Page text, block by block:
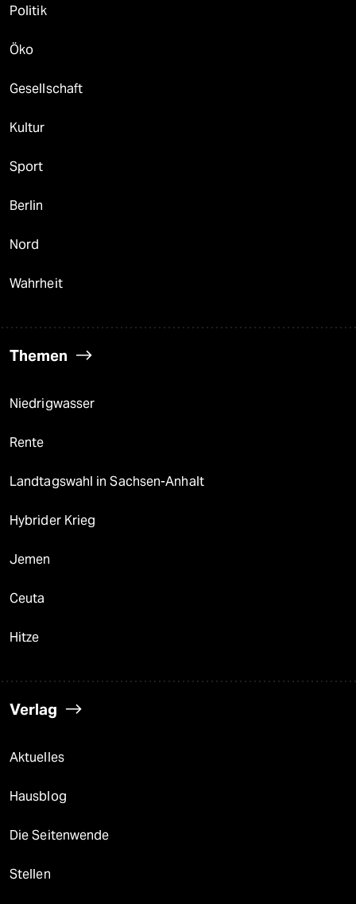
Politik
Öko
Gesellschaft
Kultur
Sport
Berlin
Nord
Wahrheit
Themen
Niedrigwasser
Rente
Landtagswahl in Sachsen-Anhalt
Hybrider Krieg
Jemen
Ceuta
Hitze
Verlag
Aktuelles
Hausblog
Die Seitenwende
Stellen